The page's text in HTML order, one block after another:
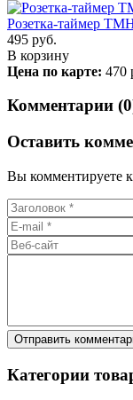
Розетка-таймер
495 руб.
В корзину
Цена по карте: 470
Комментарии
Оставить
Вы комментируете
Категории